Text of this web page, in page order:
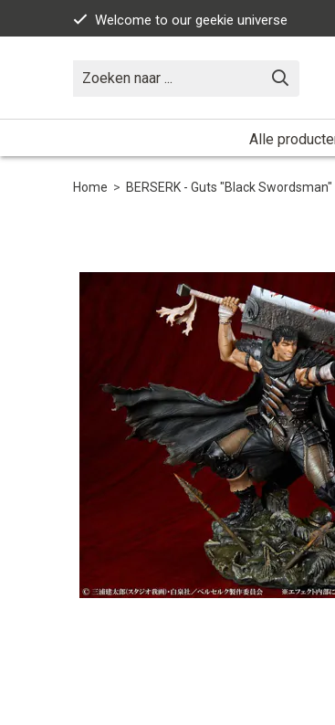
Welcome to our geekie universe
Alle
Home > BERSERK - Guts "Black